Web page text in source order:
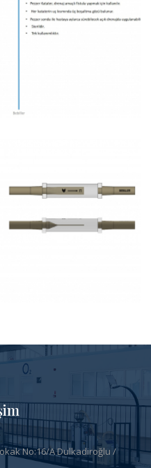
No:16/A Dulkadiroğlu /